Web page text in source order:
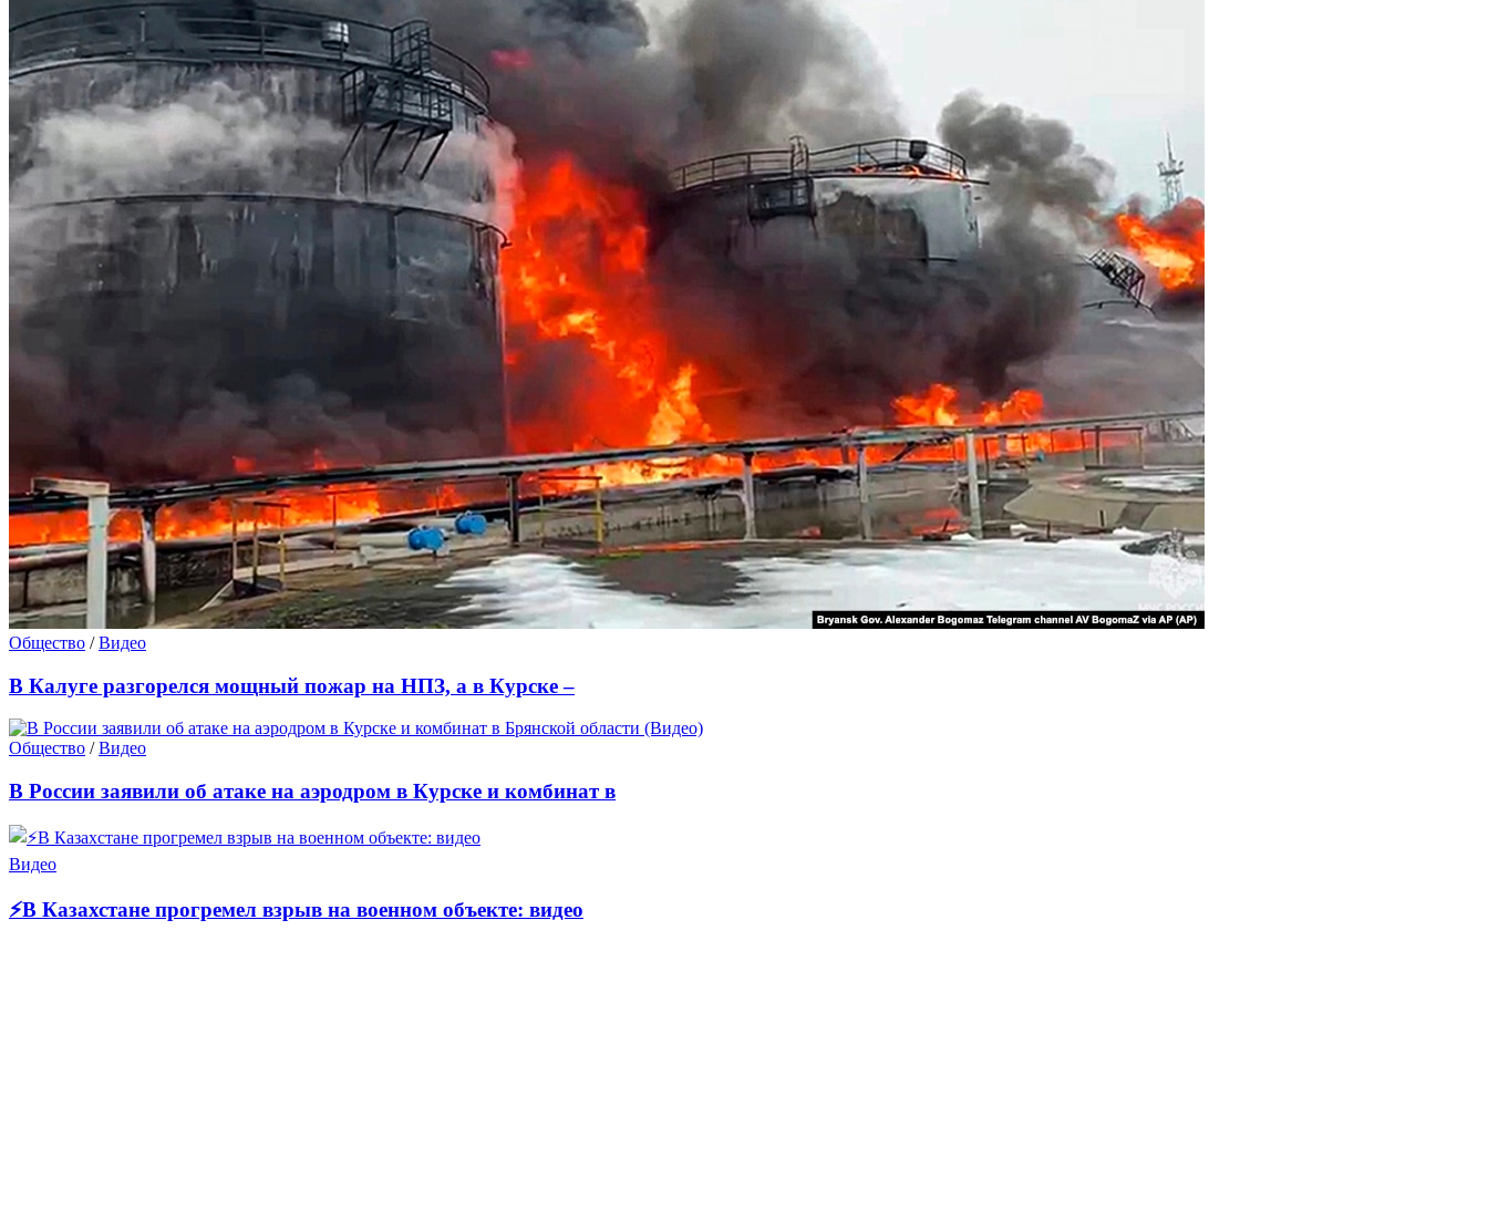
Общество /Видео
В Калуге разгорелся мощный пожар на НПЗ, а в Курске –
Общество /Видео
В России заявили об атаке на аэродром в Курске и комбинат в
Видео
⚡В Казахстане прогремел взрыв на военном объекте: видео